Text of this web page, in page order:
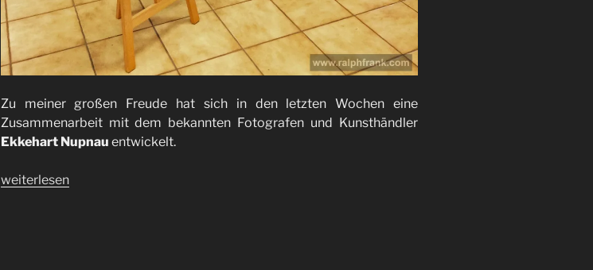
Zu meiner großen Freude hat sich in den letzten Wochen eine
Zusammenarbeit mit dem bekannten Fotografen und Kunsthändler
Ekkehart Nupnau entwickelt.
„NUPNAU
weiterlesen